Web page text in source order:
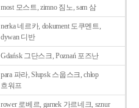
most 모스트, zimno 짐노, sam 삼
nerka 네르카, dokument 도쿠멘트,
dywan 디반
Gdańsk 그단스크, Poznań 포즈난
para 파라, Słupsk 스웁스크, chłop
흐워프
rower 로베르, garnek 가르네크, sznur